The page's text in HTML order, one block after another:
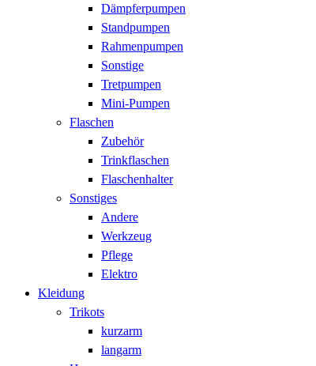
Dämpferpumpen
Standpumpen
Rahmenpumpen
Sonstige
Tretpumpen
Mini-Pumpen
Flaschen
Zubehör
Trinkflaschen
Flaschenhalter
Sonstiges
Andere
Werkzeug
Pflege
Elektro
Kleidung
Trikots
kurzarm
langarm